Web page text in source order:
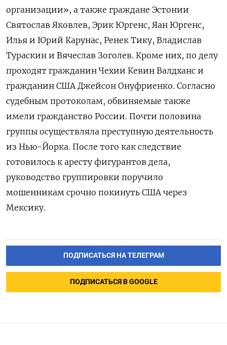
организации», а также граждане Эстонии
Святослав Яковлев, Эрик Юргенс, Яан Юргенс,
Илья и Юрий Карунас, Ренек Тику, Владислав
Тураскин и Вячеслав Зоголев. Кроме них, по делу
проходят гражданин Чехии Кевин Валдханс и
гражданин США Джейсон Онуфриенко. Согласно
судебным протоколам, обвиняемые также
имели гражданство России. Почти половина
группы осуществляла преступную деятельность
из Нью-Йорка. После того как следствие
готовилось к аресту фигурантов дела,
руководство группировки поручило
мошенникам срочно покинуть США через
Мексику.
ПОДПИСАТЬСЯ НА ТЕЛЕГРАМ
ПОДПИСАТЬСЯ В GOOGLE